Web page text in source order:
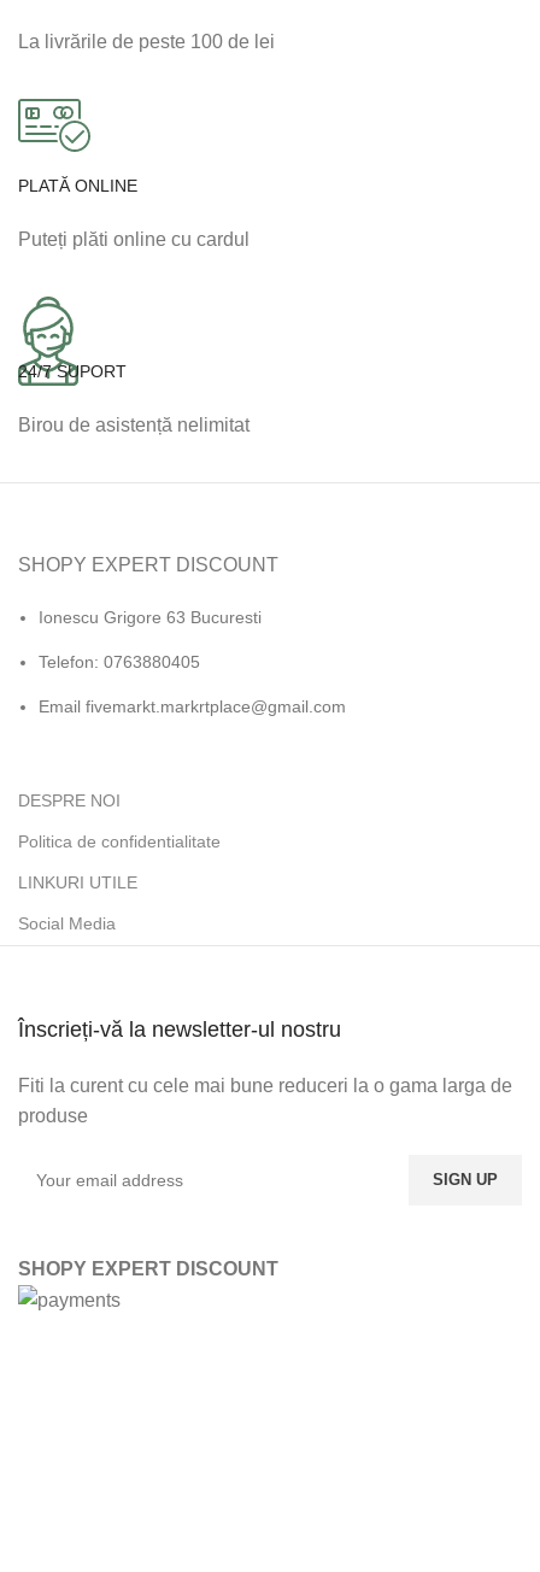
La livrările de peste 100 de lei
PLATĂ ONLINE
Puteți plăti online cu cardul
24/7 SUPORT
Birou de asistență nelimitat
SHOPY EXPERT DISCOUNT
Ionescu Grigore 63 Bucuresti
Telefon: 0763880405
Email fivemarkt.markrtplace@gmail.com
DESPRE NOI
Politica de confidentialitate
LINKURI UTILE
Social Media
Înscrieți-vă la newsletter-ul nostru
Fiti la curent cu cele mai bune reduceri la o gama larga de
produse
SHOPY EXPERT DISCOUNT